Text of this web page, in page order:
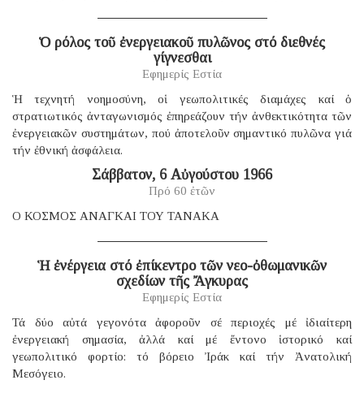
Ὁ ρόλος τοῦ ἐνεργειακοῦ πυλῶνος στό διεθνές
γίγνεσθαι
Εφημερίς Εστία
Ἡ τεχνητή νοημοσύνη, οἱ γεωπολιτικές διαμάχες καί ὁ
στρατιωτικός ἀνταγωνισμός ἐπηρεάζουν τήν ἀνθεκτικότητα τῶν
ἐνεργειακῶν συστημάτων, πού ἀποτελοῦν σημαντικό πυλῶνα γιά
τήν ἐθνική ἀσφάλεια.
Σάββατον, 6 Αὐγούστου 1966
Πρό 60 ἐτῶν
Ο ΚΟΣΜΟΣ ΑΝΑΓΚΑΙ ΤΟΥ ΤΑΝΑΚΑ
Ἡ ἐνέργεια στό ἐπίκεντρο τῶν νεο-ὀθωμανικῶν
σχεδίων τῆς Ἄγκυρας
Εφημερίς Εστία
Τά δύο αὐτά γεγονότα ἀφοροῦν σέ περιοχές μέ ἰδιαίτερη
ἐνεργειακή σημασία, ἀλλά καί μέ ἔντονο ἱστορικό καί
γεωπολιτικό φορτίο: τό βόρειο Ἰράκ καί τήν Ἀνατολική
Μεσόγειο.